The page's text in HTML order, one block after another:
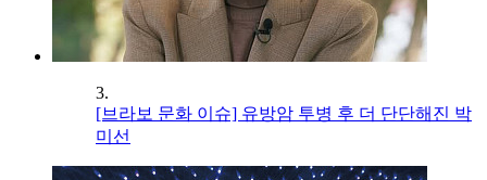
3.
[브라보 문화 이슈] 유방암 투병 후 더 단단해진 박
미선